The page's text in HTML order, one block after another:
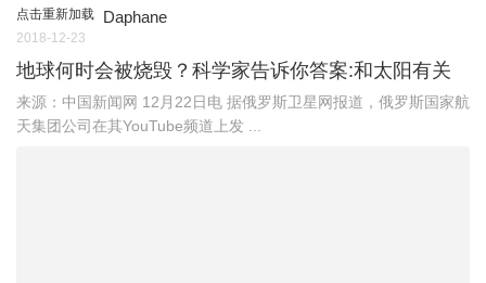
点击重新加载 Daphane
2018-12-23
地球何时会被烧毁？科学家告诉你答案:和太阳有关
来源：中国新闻网 12月22日电 据俄罗斯卫星网报道，俄罗斯国家航
天集团公司在其YouTube频道上发 ...